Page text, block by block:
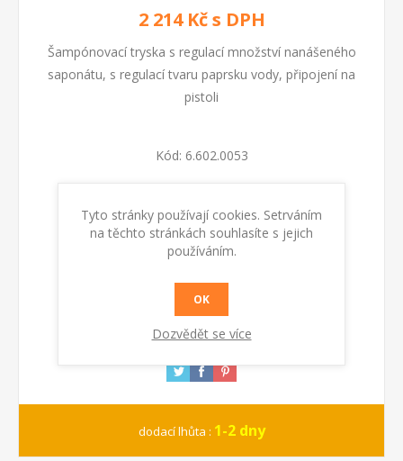
2 214 Kč s DPH
Šampónovací tryska s regulací množství nanášeného
saponátu, s regulací tvaru paprsku vody, připojení na
pistoli
Kód: 6.602.0053
KOUPIT
dodací lhůta : 1-2 dny
Tyto stránky používají cookies. Setrváním
na těchto stránkách souhlasíte s jejich
používáním.
OK
Dozvědět se více